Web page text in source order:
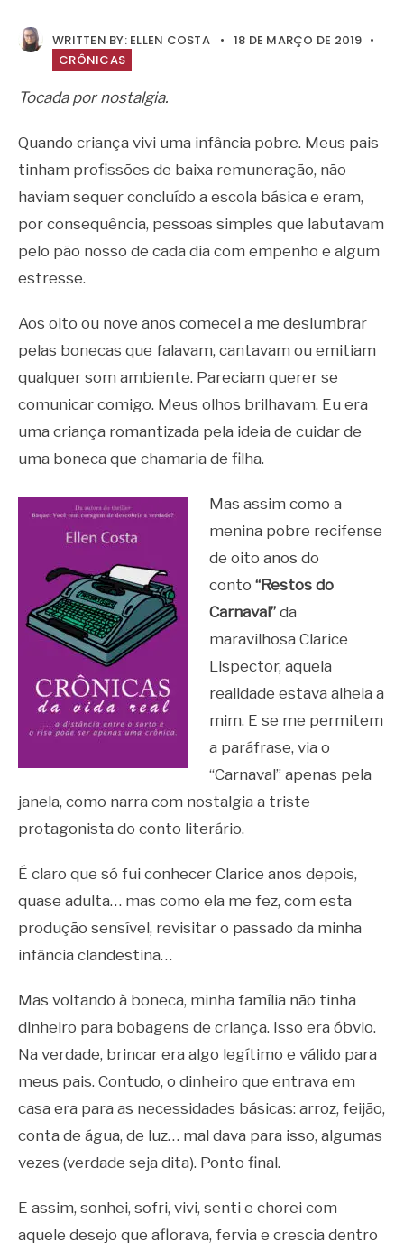
WRITTEN BY: ELLEN COSTA • 18 DE MARÇO DE 2019 •
CRÔNICAS
Tocada por nostalgia.
Quando criança vivi uma infância pobre. Meus pais
tinham profissões de baixa remuneração, não
haviam sequer concluído a escola básica e eram,
por consequência, pessoas simples que labutavam
pelo pão nosso de cada dia com empenho e algum
estresse.
Aos oito ou nove anos comecei a me deslumbrar
pelas bonecas que falavam, cantavam ou emitiam
qualquer som ambiente. Pareciam querer se
comunicar comigo. Meus olhos brilhavam. Eu era
uma criança romantizada pela ideia de cuidar de
uma boneca que chamaria de filha.
Mas assim como a
menina pobre recifense
de oito anos do
conto “Restos do
Carnaval”da
maravilhosa Clarice
Lispector, aquela
realidade estava alheia a
mim. E se me permitem
a paráfrase, via o
“Carnaval” apenas pela
janela, como narra com nostalgia a triste
protagonista do conto literário.
É claro que só fui conhecer Clarice anos depois,
quase adulta… mas como ela me fez, com esta
produção sensível, revisitar o passado da minha
infância clandestina…
Mas voltando à boneca, minha família não tinha
dinheiro para bobagens de criança. Isso era óbvio.
Na verdade, brincar era algo legítimo e válido para
meus pais. Contudo, o dinheiro que entrava em
casa era para as necessidades básicas: arroz, feijão,
conta de água, de luz… mal dava para isso, algumas
vezes (verdade seja dita). Ponto final.
E assim, sonhei, sofri, vivi, senti e chorei com
aquele desejo que aflorava, fervia e crescia dentro